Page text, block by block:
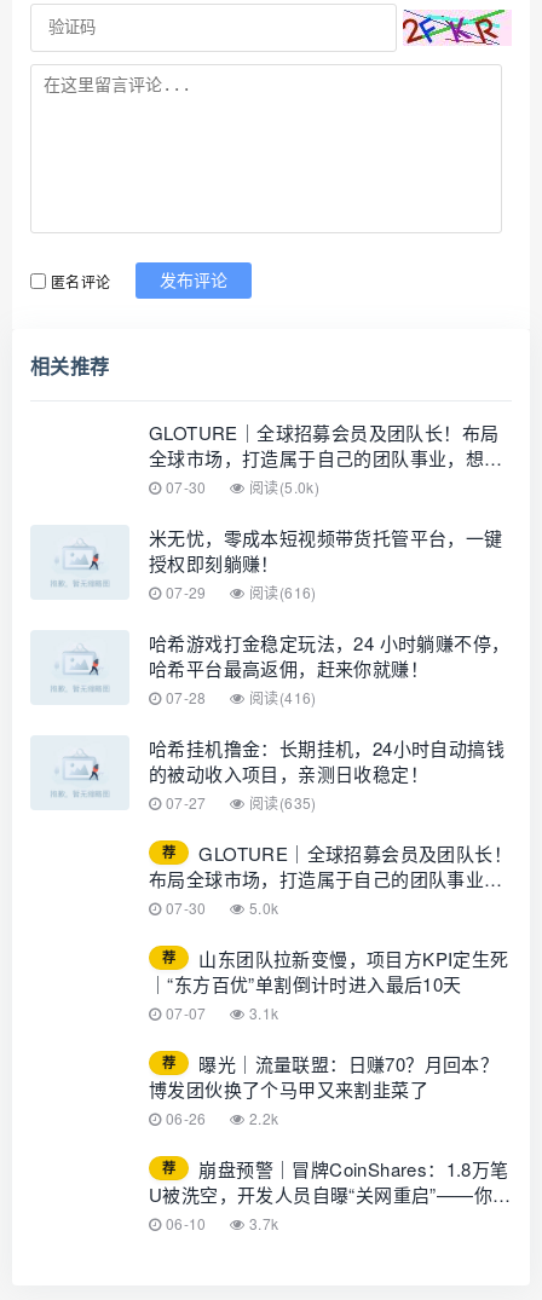
匿名评论 发布评论
相关推荐
GLOTURE｜全球招募会员及团队长！布局
全球市场，打造属于自己的团队事业，想增
加收入？想打造团队？加入 GLOTURE！
07-30 阅读(5.0k)
米无忧，零成本短视频带货托管平台，一键
授权即刻躺赚！
07-29 阅读(616)
哈希游戏打金稳定玩法，24 小时躺赚不停，
哈希平台最高返佣，赶来你就赚！
07-28 阅读(416)
哈希挂机撸金：长期挂机，24小时自动搞钱
的被动收入项目，亲测日收稳定！
07-27 阅读(635)
荐
GLOTURE｜全球招募会员及团队长！
布局全球市场，打造属于自己的团队事业，
想增加收入？想打造团队？加入
07-30 5.0k
荐
山东团队拉新变慢，项目方KPI定生死
｜“东方百优”单割倒计时进入最后10天
07-07 3.1k
荐
曝光｜流量联盟：日赚70？月回本？
博发团伙换了个马甲又来割韭菜了
06-26 2.2k
荐
崩盘预警｜冒牌CoinShares：1.8万笔
U被洗空，开发人员自曝“关网重启”——你的
钱早已不在账上
06-10 3.7k